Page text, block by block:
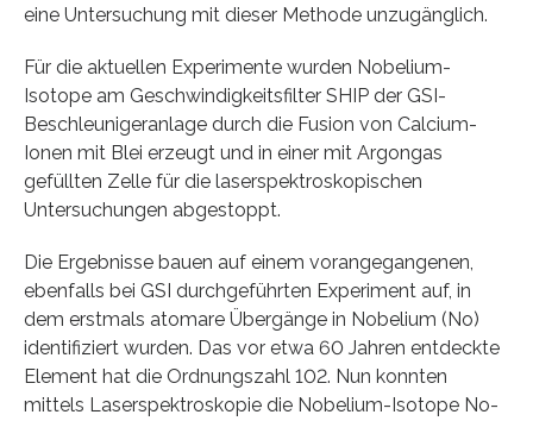
eine Untersuchung mit dieser Methode unzugänglich.
Für die aktuellen Experimente wurden Nobelium-
Isotope am Geschwindigkeitsfilter SHIP der GSI-
Beschleunigeranlage durch die Fusion von Calcium-
Ionen mit Blei erzeugt und in einer mit Argongas
gefüllten Zelle für die laserspektroskopischen
Untersuchungen abgestoppt.
Die Ergebnisse bauen auf einem vorangegangenen,
ebenfalls bei GSI durchgeführten Experiment auf, in
dem erstmals atomare Übergänge in Nobelium (No)
identifiziert wurden. Das vor etwa 60 Jahren entdeckte
Element hat die Ordnungszahl 102. Nun konnten
mittels Laserspektroskopie die Nobelium-Isotope No-